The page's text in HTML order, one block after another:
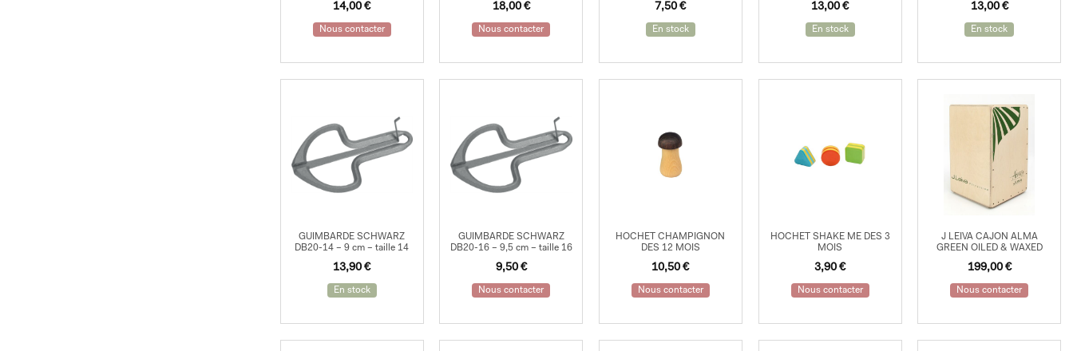
14,00€
Nous contacter
18,00 €
Nous contacter
7,50€
En stock
13,00€
En stock
13,00 €
En stock
GUIMBARDE SCHWARZ
DB20-14 – 9 cm – taille 14
13,90€
En stock
GUIMBARDE SCHWARZ
DB20-16 – 9,5 cm – taille 16
9,50 €
Nous contacter
HOCHET CHAMPIGNON
DES 12 MOIS
10,50€
Nous contacter
HOCHET SHAKE ME DES 3
MOIS
3,90€
Nous contacter
J LEIVA CAJON ALMA
GREEN OILED & WAXED
199,00 €
Nous contacter